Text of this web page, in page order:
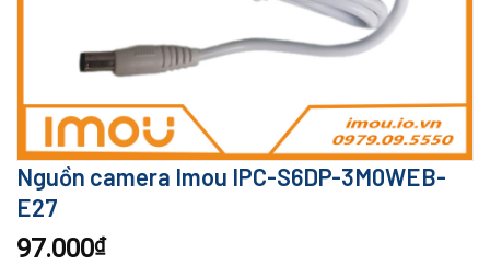
Nguồn camera Imou IPC-S6DP-3M0WEB-
E27
97.000₫